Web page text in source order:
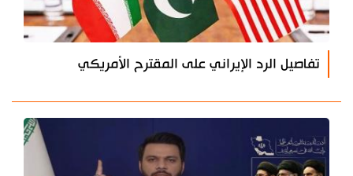
تفاصيل الرد الإيراني على المقترح الأمريكي